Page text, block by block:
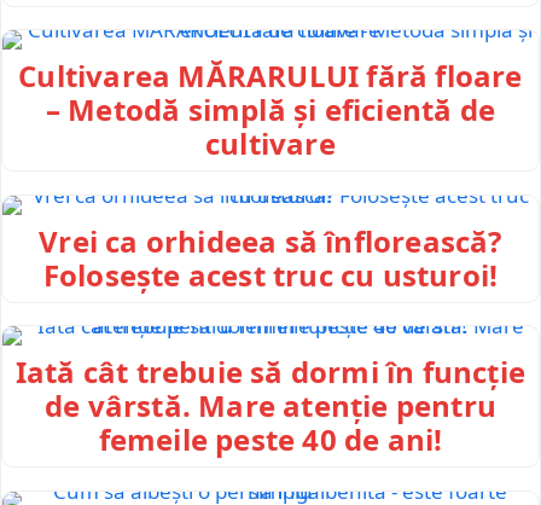
Cultivarea MĂRARULUI fără floare
– Metodă simplă și eficientă de
cultivare
Vrei ca orhideea să înflorească?
Folosește acest truc cu usturoi!
Iată cât trebuie să dormi în funcție
de vârstă. Mare atenție pentru
femeile peste 40 de ani!